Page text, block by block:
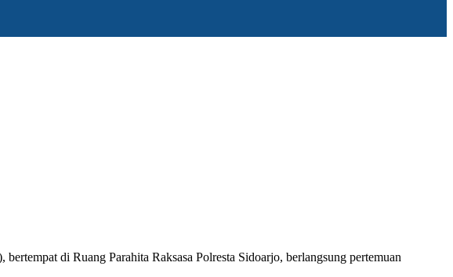
di Ruang Parahita Raksasa Polresta Sidoarjo, berlangsung pertemuan